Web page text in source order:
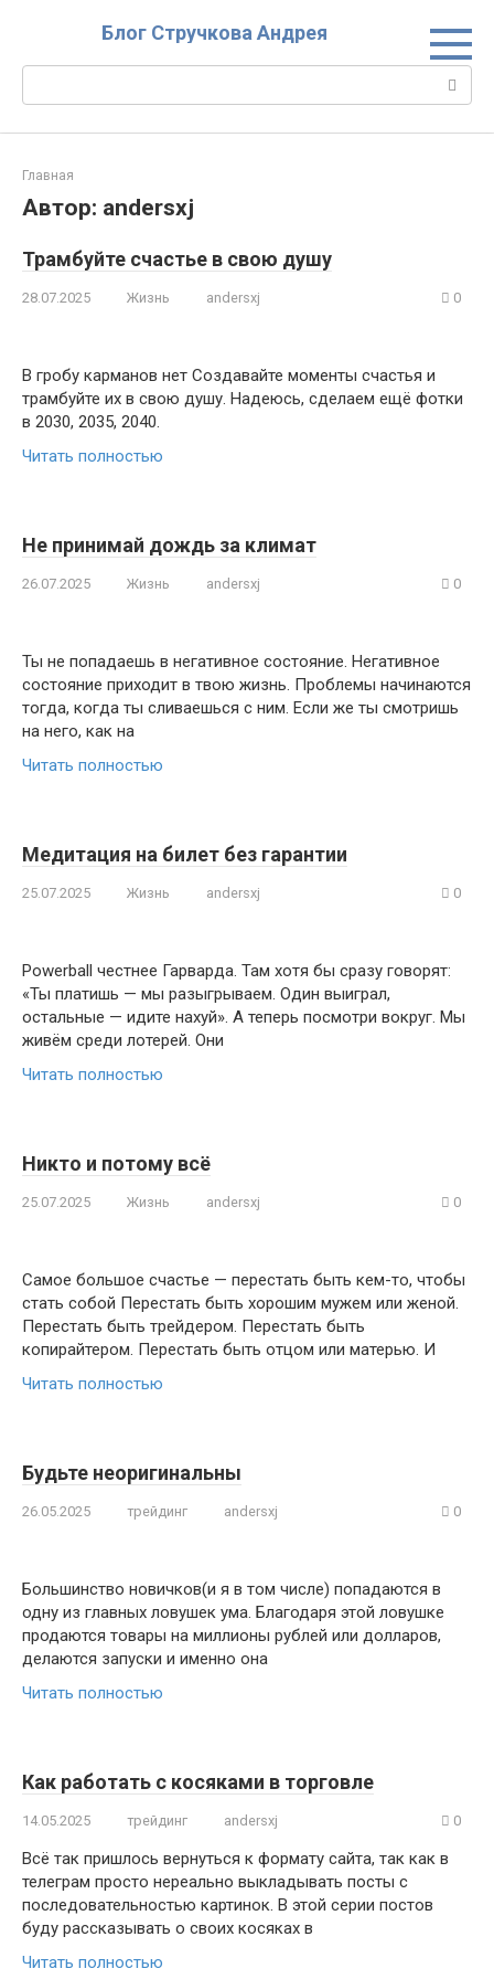
Блог Стручкова Андрея
Поиск:
Главная
Автор: andersxj
Трамбуйте счастье в свою душу
28.07.2025 Жизнь andersxj 0
В гробу карманов нет Создавайте моменты счастья и
трамбуйте их в свою душу. Надеюсь, сделаем ещё фотки
в 2030, 2035, 2040.
Читать полностью
Не принимай дождь за климат
26.07.2025 Жизнь andersxj 0
Ты не попадаешь в негативное состояние. Негативное
состояние приходит в твою жизнь. Проблемы начинаются
тогда, когда ты сливаешься с ним. Если же ты смотришь
на него, как на
Читать полностью
Медитация на билет без гарантии
25.07.2025 Жизнь andersxj 0
Powerball честнее Гарварда. Там хотя бы сразу говорят:
«Ты платишь — мы разыгрываем. Один выиграл,
остальные — идите нахуй». А теперь посмотри вокруг. Мы
живём среди лотерей. Они
Читать полностью
Никто и потому всё
25.07.2025 Жизнь andersxj 0
Самое большое счастье — перестать быть кем-то, чтобы
стать собой Перестать быть хорошим мужем или женой.
Перестать быть трейдером. Перестать быть
копирайтером. Перестать быть отцом или матерью. И
Читать полностью
Будьте неоригинальны
26.05.2025 трейдинг andersxj 0
Большинство новичков(и я в том числе) попадаются в
одну из главных ловушек ума. Благодаря этой ловушке
продаются товары на миллионы рублей или долларов,
делаются запуски и именно она
Читать полностью
Как работать с косяками в торговле
14.05.2025 трейдинг andersxj 0
Всё так пришлось вернуться к формату сайта, так как в
телеграм просто нереально выкладывать посты с
последовательностью картинок. В этой серии постов
буду рассказывать о своих косяках в
Читать полностью